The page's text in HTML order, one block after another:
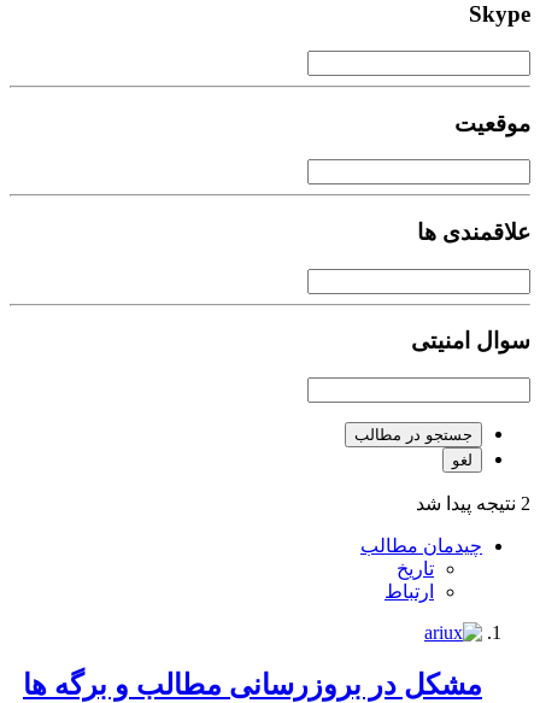
Skype
موقعیت
علاقمندی ها
سوال امنیتی
جستجو در مطالب
لغو
2 نتیجه پیدا شد
چیدمان مطالب
تاریخ
ارتباط
مشکل در بروزرسانی مطالب و برگه ها